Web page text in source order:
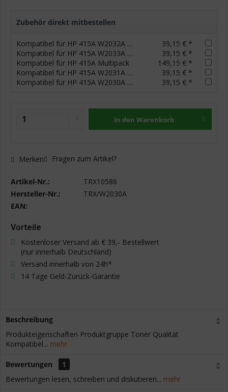
Zubehör direkt mitbestellen
Kompatibel für HP 415A W2032A Gelb Toner
39,15 € *
Kompatibel für HP 415A W2033A Magenta Toner
39,15 € *
Kompatibel für HP 415A Multipack
149,15 € *
Kompatibel für HP 415A W2031A Cyan Toner
39,15 € *
Kompatibel für HP 415A W2030A Schwarz Toner
39,15 € *
In den Warenkorb
Merken Fragen zum Artikel?
Artikel-Nr.:
TRX10586
Hersteller-Nr.:
TRX/W2030A
EAN:
Vorteile
Kostenloser Versand ab € 39,- Bestellwert
(nur innerhalb Deutschland)
Versand innerhalb von 24h*
14 Tage Geld-Zurück-Garantie
Beschreibung
Produkteigenschaften Produktgruppe Toner Qualität
Kompatibel... mehr
Bewertungen
1
Bewertungen lesen, schreiben und diskutieren... mehr